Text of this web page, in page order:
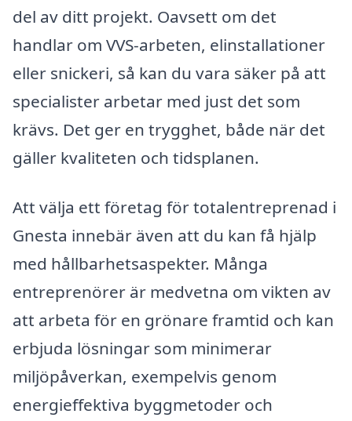
del av ditt projekt. Oavsett om det
handlar om VVS-arbeten, elinstallationer
eller snickeri, så kan du vara säker på att
specialister arbetar med just det som
krävs. Det ger en trygghet, både när det
gäller kvaliteten och tidsplanen.
Att välja ett företag för totalentreprenad i
Gnesta innebär även att du kan få hjälp
med hållbarhetsaspekter. Många
entreprenörer är medvetna om vikten av
att arbeta för en grönare framtid och kan
erbjuda lösningar som minimerar
miljöpåverkan, exempelvis genom
energieffektiva byggmetoder och